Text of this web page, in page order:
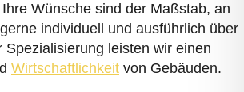
Wünsche sind der Maßstab, an
individuell und ausführlich über
leisten wir einen
Wirtschaftlichkeit von Gebäuden.